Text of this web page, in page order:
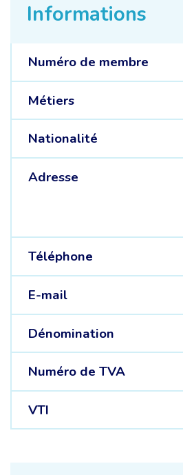
Informations
Numéro de membre
Métiers
Nationalité
Adresse
Téléphone
E-mail
Dénomination
Numéro de TVA
VTI